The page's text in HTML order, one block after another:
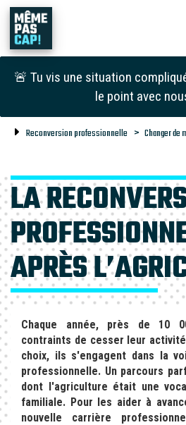
🚨 Tu vis une situation
le point avec
Reconversion professionnelle Changer de
LA
APRÈS
Chaque année, près de 10
contraints de cesser leur
choix, ils s'engagent dans la
professionnelle. Un parcours
dont l'agriculture était une
familiale. Pour les aider à
nouvelle carrière